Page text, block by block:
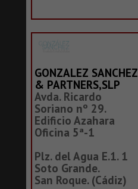
GONZALEZ SANCHEZ
& PARTNERS,SLP
Avda. Ricardo
Soriano nº 29.
Edificio Azahara
Oficina 5ª-1
Plz. del Agua E.1. 1
Soto Grande.
San Roque. (Cádiz)